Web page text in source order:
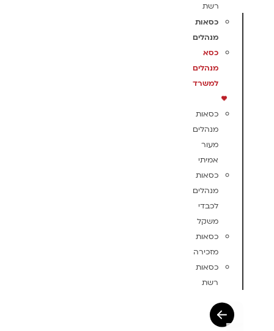
רשת
כסאות
מנהלים
כסא
מנהלים
למשרד
כסאות
מנהלים
מעור
אמיתי
כסאות
מנהלים
לכבדי
משקל
כסאות
מזכירה
כסאות
רשת